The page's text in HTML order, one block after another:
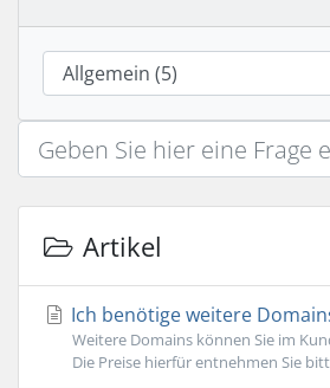
Artikel
Ich benötige weitere
Weitere Domains können Sie im
Die Preise hierfür entnehmen Sie